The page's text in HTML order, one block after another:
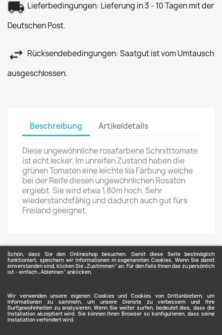
Schön, dass Sie den Onlineshop besuchen. Damit diese Seite bestmöglich
funktioniert, speichern wir Informationen in sogenannten Cookies. Wenn Sie damit
einverstanden sind, klicken Sie „Zustimmen“ an. Für den Falls Ihnen das zu persönlich
ist – einfach „Ablehnen“ anklicken.
Wir verwenden unsere eigenen Cookies und Cookies von Drittanbietern, um
Informationen zu sammeln, um unsere Dienste zu verbessern und Ihre
Surfgewohnheiten zu analysieren. Wenn Sie weiter surfen, bedeutet dies, dass die
Installation akzeptiert wird. Sie können Ihren Browser so konfigurieren, dass seine
Installation verhindert wird.
Lieferbedingungen: Lieferung in 3 - 10 Tagen mit der
Deutschen Post.
Rücksendebedingungen: Saatgut ist vom Umtausch
ausgeschlossen.
Beschreibung Artikeldetails
Diese ungewöhnliche rosafarbene Schnitttomate
ist echt lecker. Im unreifen Zustand haben die
grünen Tomaten eine leichte lila Färbung welche
bei der Reife diesen ungewöhnlichen Rosaton
ergiebt. Sie wird etwa 1.80m hoch. Sehr
wiederstandsfähig und dadurch auch gut fürs
Freiland geeignet.
ARTIKEL 
UNTERNEHMEN